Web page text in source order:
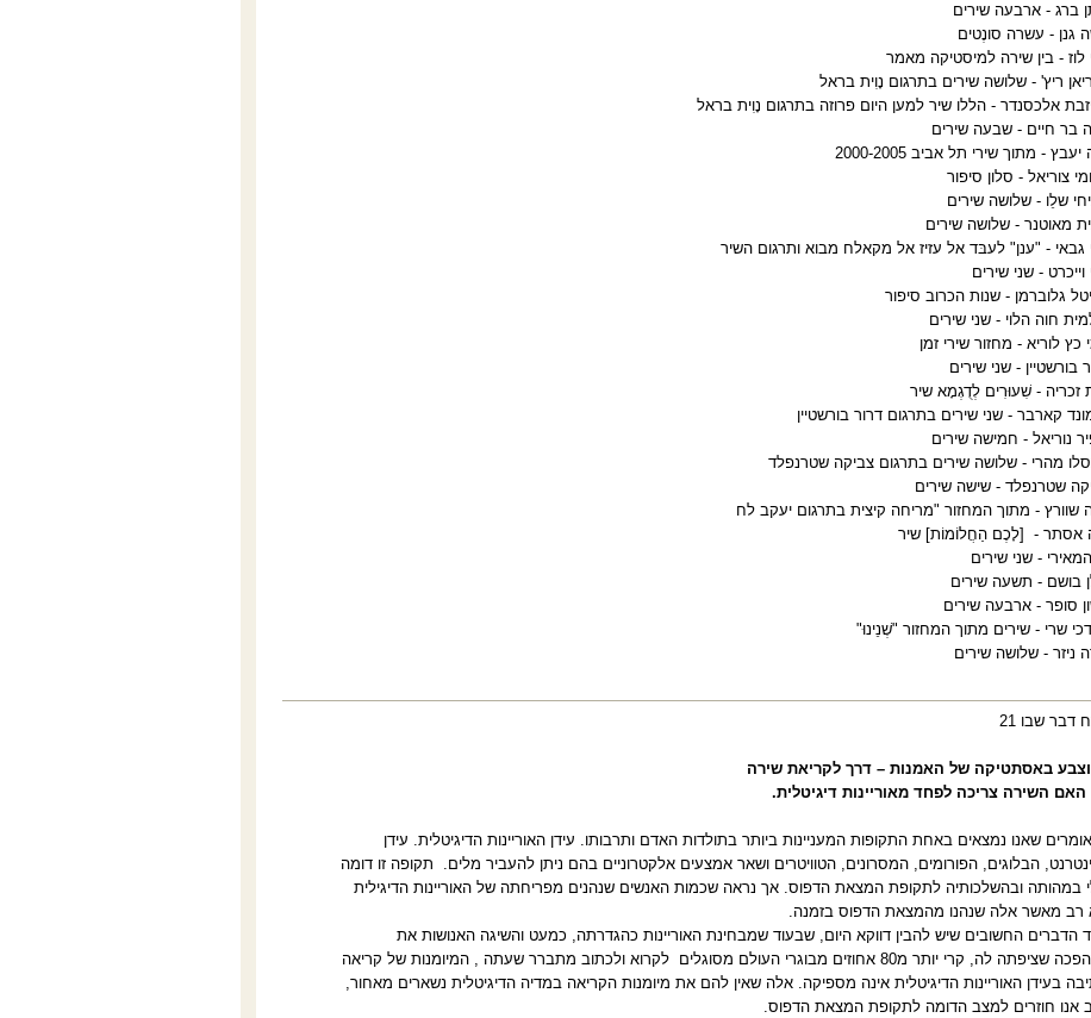
ברג - ארבעה שירים
גנן - עשרה סונֶטים
לוז - בין שירה למיסטיקה מאמר
ריץ' - שלושה שירים בתרגום נָוִית בראל
אלכסנדר - הללו שיר למען היום פרוזה בתרגום נָוִית בראל
בר חיים - שבעה שירים
יעבץ - מתוך שירי תל אביב 2000-2005
צוריאל - סלון סיפור
שלֵו - שלושה שירים
מאוטנר - שלושה שירים
גבאי - "ענן" לעבּד אל עזיז אל מקאלח מבוא ותרגום השיר
וייכרט - שני שירים
גלוברמן - שנות הכרוב סיפור
חוה הלוי - שני שירים
כץ לוריא - מחזור שירי זמן
בורשטיין - שני שירים
זכריה - שִׁעוּרִים לְדֻגְמָא שיר
קארבר - שני שירים בתרגום דרור בורשטיין
נוריאל - חמישה שירים
מהרי - שלושה שירים בתרגום צביקה שטרנפלד
שטרנפלד - שישה שירים
שוורץ - מתוך המחזור "מריחה קיצית בתרגום יעקב לח
אסתר -
[לָכֶם הַחֲלוֹמוֹת] שיר
- שני שירים
בושם - תשעה שירים
סופר - ארבעה שירים
שרי - שירים מתוך המחזור "שְׁנֵינוּ"
ניזר - שלושה שירים
דבר שבו 21
וצבע באסתטיקה של האמנות – דרך לקריאת שירה
האם השירה צריכה לפחד מאוריינות דיגיטלית.
שאנו נמצאים באחת התקופות המעניינות ביותר בתולדות האדם ותרבותו. עידן האוריינות הדיגיטלית. עידן
הבלוגים, הפורומים, המסרונים, הטוויטרים ושאר אמצעים אלקטרוניים בהם ניתן להעביר מלים.
תקופה זו דומה
במהותה ובהשלכותיה לתקופת המצאת הדפוס. אך נראה שכמות האנשים שנהנים מפריחתה של האוריינות הדיגילית
רב מאשר אלה שנהנו מהמצאת הדפוס בזמנה.
הדברים החשובים שיש להבין דווקא היום, שבעוד שמבחינת האוריינות כהגדרתה, כמעט והשיגה האנושות את
שציפתה לה, קרי יותר מ80 אחוזים מבוגרי העולם מסוגלים
לקרוא ולכתוב מתברר שעתה , המיומנות של קריאה
בעידן האוריינות הדיגיטלית אינה מספיקה. אלה שאין להם את מיומנות הקריאה במדיה הדיגיטלית נשארים מאחור,
אנו חוזרים למצב הדומה לתקופת המצאת הדפוס.